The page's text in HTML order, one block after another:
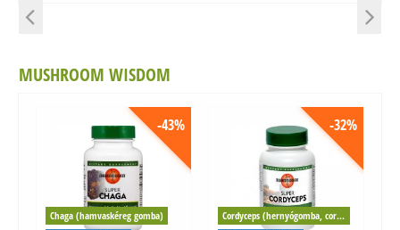
MUSHROOM WISDOM
Chaga (hamvaskéreg gomba)
-43%
Cordyceps (hernyógomba, cordyceps sinensis)
-32%